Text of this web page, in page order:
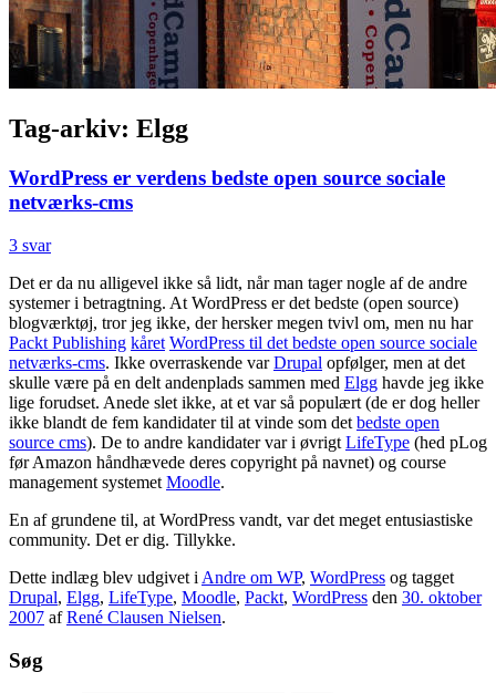
Tag-arkiv: Elgg
WordPress er verdens bedste open source sociale
netværks-cms
3 svar
Det er da nu alligevel ikke så lidt, når man tager nogle af de andre
systemer i betragtning. At WordPress er det bedste (open source)
blogværktøj, tror jeg ikke, der hersker megen tvivl om, men nu har
Packt Publishing kåret WordPress til det bedste open source sociale
netværks-cms. Ikke overraskende varDrupal opfølger, men at det
skulle være på en delt andenplads sammen med Elgg havde jeg ikke
lige forudset. Anede slet ikke, at et var så populært (de er dog heller
ikke blandt de fem kandidater til at vinde som det bedste open
source cms). De to andre kandidater var i øvrigt LifeType (hed pLog
før Amazon håndhævede deres copyright på navnet) og course
management systemet Moodle.
En af grundene til, at WordPress vandt, var det meget entusiastiske
community. Det er dig. Tillykke.
Dette indlæg blev udgivet i Andre om WP, WordPress og tagget
Drupal, Elgg, LifeType, Moodle, Packt, WordPress den 30. oktober
2007 afRené Clausen Nielsen.
Søg